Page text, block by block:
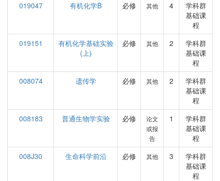
019047
有机化学B 必修 其他 4
学科群
基础课
程
019151
有机化学基础实验
(上)
必修 其他 2
学科群
基础课
程
008074
遗传学 必修 其他 2
学科群
基础课
程
008183
普通生物学实验 必修
论文
或报
告
1
学科群
基础课
程
008J30
生命科学前沿 必修 其他 3
学科群
基础课
程